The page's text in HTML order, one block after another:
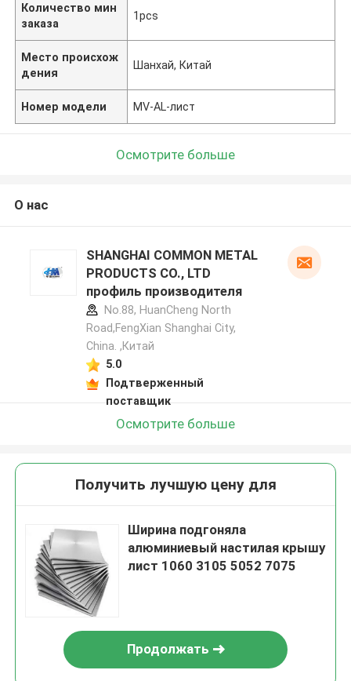
Количество мин
заказа
1pcs
Место происхож
дения
Шанхай, Китай
Номер модели MV-AL-лист
Осмотрите больше
О нас
SHANGHAI COMMON METAL
PRODUCTS CO., LTD
профиль производителя
No.88, HuanCheng North
Road,FengXian Shanghai City,
China. ,Китай
5.0
Подтверженный
поставщик
Осмотрите больше
Получить лучшую цену для
Ширина подгоняла
алюминиевый настилая крышу
лист 1060 3105 5052 7075
Продолжать